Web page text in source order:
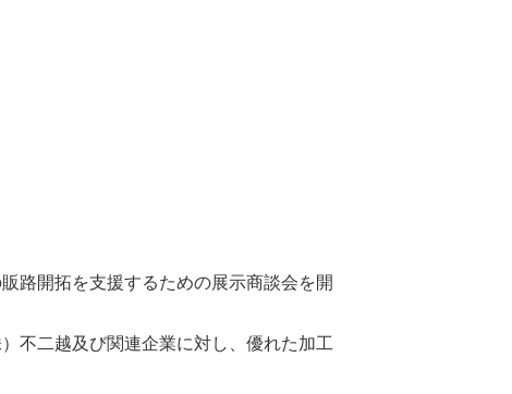
路開拓を支援するための展示商談会を開
不二越及び関連企業に対し、優れた加工